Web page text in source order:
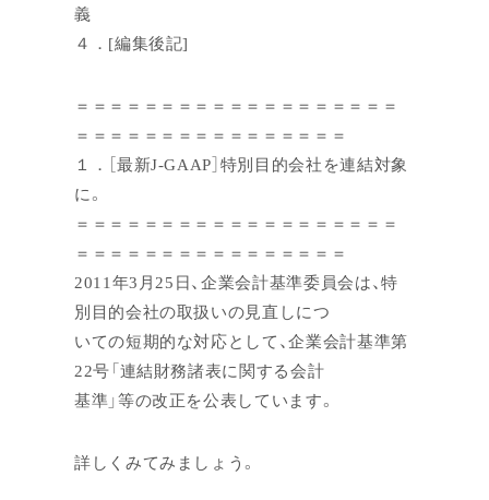
義
４．[編集後記]
＝＝＝＝＝＝＝＝＝＝＝＝＝＝＝＝＝＝＝
＝＝＝＝＝＝＝＝＝＝＝＝＝＝＝＝
１．［最新J-GAAP］特別目的会社を連結対象
に。
＝＝＝＝＝＝＝＝＝＝＝＝＝＝＝＝＝＝＝
＝＝＝＝＝＝＝＝＝＝＝＝＝＝＝＝
2011年3月25日、企業会計基準委員会は、特
別目的会社の取扱いの見直しにつ
いての短期的な対応として、企業会計基準第
22号「連結財務諸表に関する会計
基準」等の改正を公表しています。
詳しくみてみましょう。